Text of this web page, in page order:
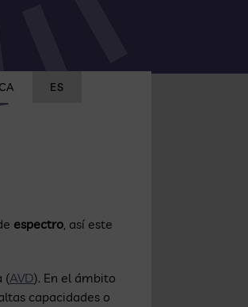
CA ES
espectro, así este
(AVD). En el ámbito
capacidades o